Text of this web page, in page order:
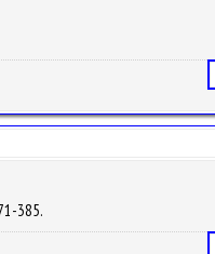
385.